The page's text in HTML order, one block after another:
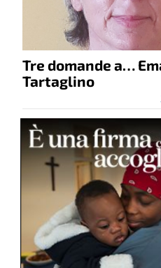
Tre domande a…
Tartaglino